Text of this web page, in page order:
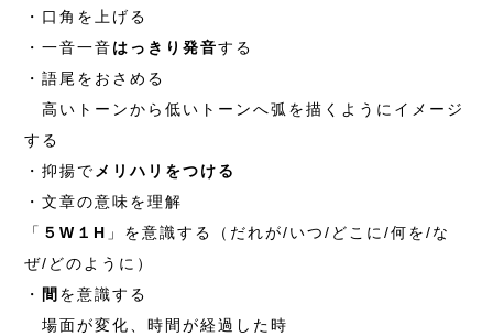
・口角を上げる
・一音一音はっきり発音する
・語尾をおさめる
高いトーンから低いトーンへ弧を描くようにイメージ
する
・抑揚でメリハリをつける
・文章の意味を理解
「 ５W１H 」を意識する（だれが/いつ/どこに/何を/な
ぜ/どのように）
・ 間 を意識する
場面が変化、時間が経過した時